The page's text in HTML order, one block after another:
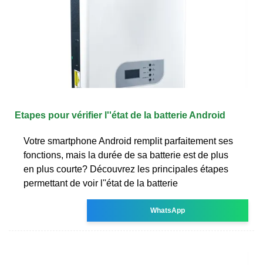
Etapes pour vérifier l''état de la batterie Android
Votre smartphone Android remplit parfaitement ses
fonctions, mais la durée de sa batterie est de plus
en plus courte? Découvrez les principales étapes
permettant de voir l''état de la batterie
WhatsApp